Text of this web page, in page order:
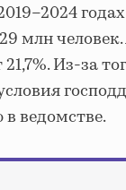
млн человек.
Из-за
ведомстве.